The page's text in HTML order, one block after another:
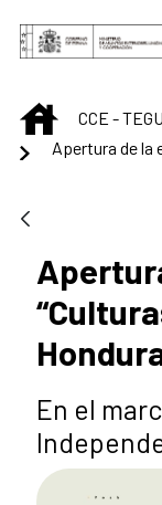
Saltar al
INICIO
CCE -
En el